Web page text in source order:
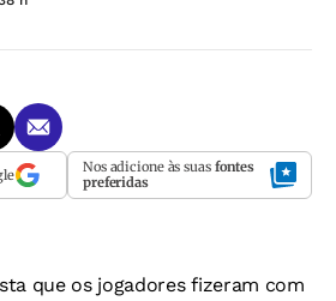
Nos adicione às suas fontes
preferidas
que os jogadores fizeram com